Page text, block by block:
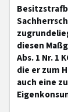
diesen
Abs. 1 Nr. 1
die er zum
auch eine